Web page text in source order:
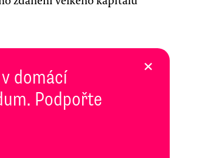
domácí
Podpořte
×